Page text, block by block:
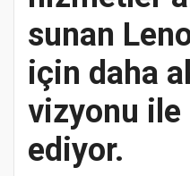
sunan
için daha
vizyonu ile
ediyor.